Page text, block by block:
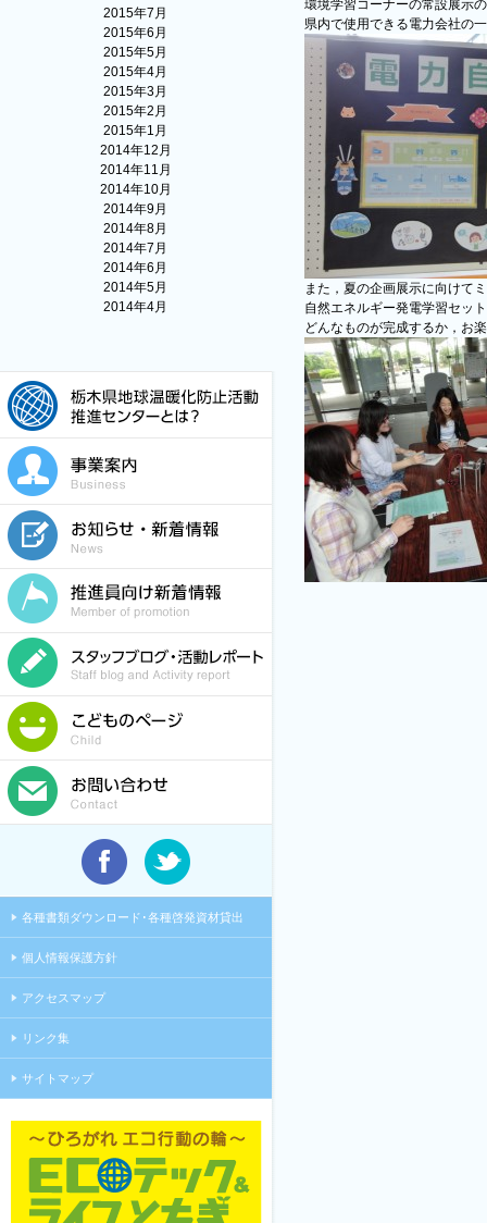
2015年7月
2015年6月
2015年5月
2015年4月
2015年3月
2015年2月
2015年1月
2014年12月
2014年11月
2014年10月
2014年9月
2014年8月
2014年7月
2014年6月
2014年5月
2014年4月
各種書類ダウンロード･各種啓発資材貸出
個人情報保護方針
アクセスマップ
リンク集
サイトマップ
環境学習コーナーの常設展示
県内で使用できる電力会社の
また，夏の企画展示に向けて
自然エネルギー発電学習セッ
どんなものが完成するか，お